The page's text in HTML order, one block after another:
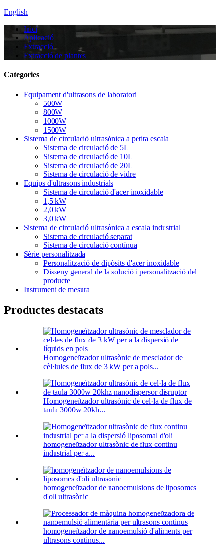
English
Inici
Aplicació
Extracció
Extracció de plantes
Categories
Equipament d'ultrasons de laboratori
500W
800W
1000W
1500W
Sistema de circulació ultrasònica a petita escala
Sistema de circulació de 5L
Sistema de circulació de 10L
Sistema de circulació de 20L
Sistema de circulació de vidre
Equips d'ultrasons industrials
Sistema de circulació d'acer inoxidable
1,5 kW
2,0 kW
3,0 kW
Sistema de circulació ultrasònica a escala industrial
Sistema de circulació separat
Sistema de circulació contínua
Sèrie personalitzada
Personalització de dipòsits d'acer inoxidable
Disseny general de la solució i personalització del
producte
Instrument de mesura
Productes destacats
Homogeneïtzador ultrasònic de mesclador de
cèl·lules de flux de 3 kW per a pols...
Homogeneïtzador ultrasònic de cel·la de flux de
taula 3000w 20kh...
homogeneïtzador ultrasònic de flux continu
industrial per a...
homogeneïtzador de nanoemulsions de liposomes
d'oli ultrasònic
homogeneïtzador de nanoemulsió d'aliments per
ultrasons continus...